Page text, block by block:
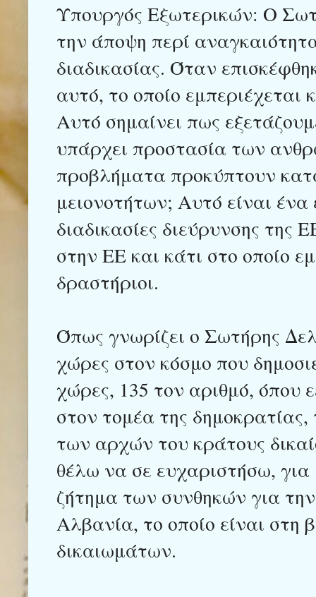
Υπουργός Εξωτερικών: Ο
την άποψη περί
διαδικασίας. Όταν
αυτό, το οποίο εμπεριέχεται
Αυτό σημαίνει πως
υπάρχει προστασία των
προβλήματα προκύπτουν
μειονοτήτων; Αυτό είναι ένα
διαδικασίες διεύρυνσης της
στην ΕΕ και κάτι στο οποίο
δραστήριοι.
Όπως γνωρίζει ο Σωτήρης
χώρες στον κόσμο που
χώρες, 135 τον αριθμό, όπου
στον τομέα της
των αρχών του κράτους
θέλω να σε ευχαριστήσω,
ζήτημα των συνθηκών για
Αλβανία, το οποίο είναι
δικαιωμάτων.